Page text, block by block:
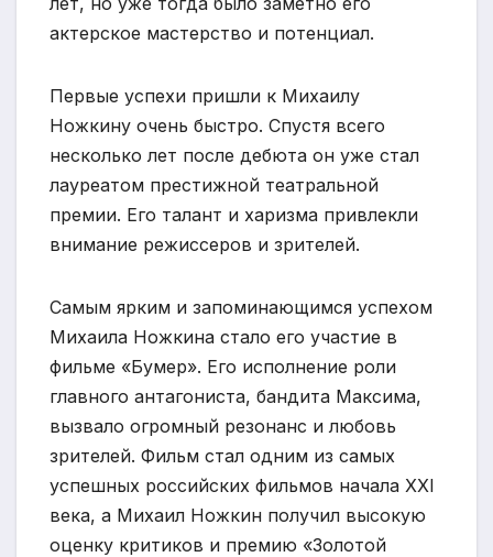
актерское мастерство и потенциал.
Первые успехи пришли к Михаилу
Ножкину очень быстро. Спустя всего
несколько лет после дебюта он уже стал
лауреатом престижной театральной
премии. Его талант и харизма привлекли
внимание режиссеров и зрителей.
Самым ярким и запоминающимся успехом
Михаила Ножкина стало его участие в
фильме «Бумер». Его исполнение роли
главного антагониста, бандита Максима,
вызвало огромный резонанс и любовь
зрителей. Фильм стал одним из самых
успешных российских фильмов начала XXI
века, а Михаил Ножкин получил высокую
оценку критиков и премию «Золотой